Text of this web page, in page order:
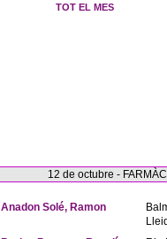
TOT EL MES
12 de octubre -
Anadon Solé, Ramon